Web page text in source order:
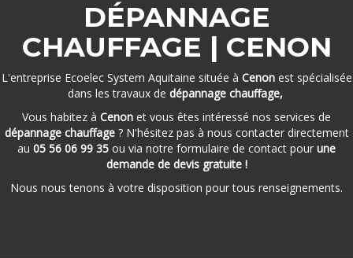
DÉPANNAGE
CHAUFFAGE | CENON
L'entreprise Ecoelec System Aquitaine située à Cenon est spécialisée
dans les travaux de dépannage chauffage,
Vous habitez à Cenon et vous êtes intéressé nos services de
dépannage chauffage ? N'hésitez pas à nous contacter directement
au 05 56 06 99 35 ou via notre formulaire de contact pour une
demande de devis gratuite !
Nous nous tenons à votre disposition pour tous renseignements.